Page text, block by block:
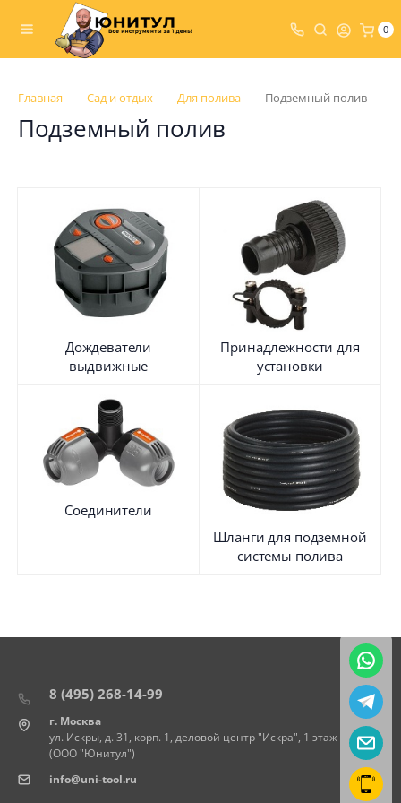
0
Главная Сад и отдых Для полива Подземный полив
Подземный полив
Дождеватели
выдвижные
Принадлежности для
установки
Соединители
Шланги для подземной
системы полива
8 (495) 268-14-99
г. Москва
ул. Искры, д. 31, корп. 1, деловой центр "Искра", 1 этаж
(ООО "Юнитул")
info@uni-tool.ru